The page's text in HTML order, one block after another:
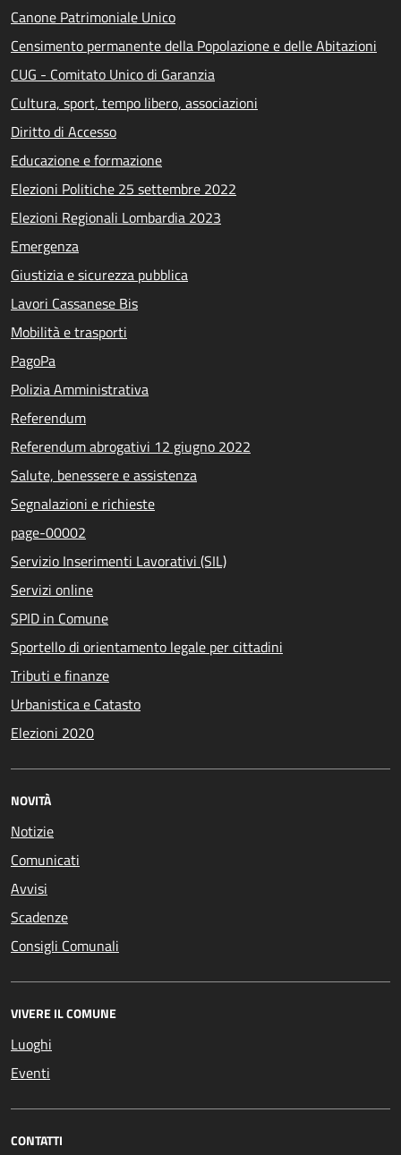
Canone Patrimoniale Unico
Censimento permanente della Popolazione e delle Abitazioni
CUG - Comitato Unico di Garanzia
Cultura, sport, tempo libero, associazioni
Diritto di Accesso
Educazione e formazione
Elezioni Politiche 25 settembre 2022
Elezioni Regionali Lombardia 2023
Emergenza
Giustizia e sicurezza pubblica
Lavori Cassanese Bis
Mobilità e trasporti
PagoPa
Polizia Amministrativa
Referendum
Referendum abrogativi 12 giugno 2022
Salute, benessere e assistenza
Segnalazioni e richieste
page-00002
Servizio Inserimenti Lavorativi (SIL)
Servizi online
SPID in Comune
Sportello di orientamento legale per cittadini
Tributi e finanze
Urbanistica e Catasto
Elezioni 2020
NOVITÀ
Notizie
Comunicati
Avvisi
Scadenze
Consigli Comunali
VIVERE IL COMUNE
Luoghi
Eventi
CONTATTI